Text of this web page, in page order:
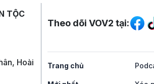
TỘC
Hoài
Mạng xã hội
Theo dõi VOV2 tại:
Trang chủ